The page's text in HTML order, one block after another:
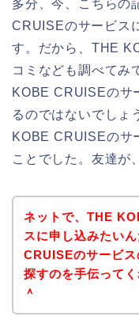
多分、今、こちらの
CRUISEのサービス
す。だから、THE
コミなども調べてみ
KOBE CRUISEのサ
るのではないでしょ
KOBE CRUISEのサ
ことでした。友達が
ネットで、THE
スに申し込みたい
CRUISEのサービ
探すのを手伝って
＾